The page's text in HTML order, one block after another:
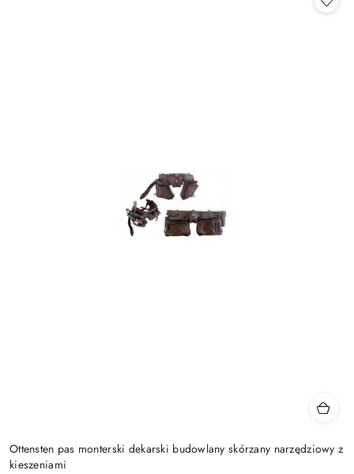
Ottensten pas monterski dekarski budowlany skórzany narzędziowy z
kieszeniami